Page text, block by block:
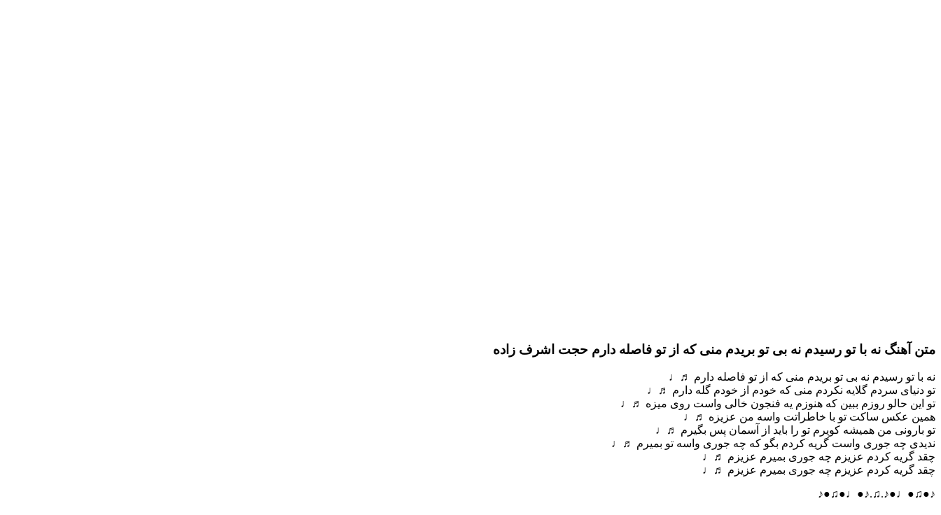
متن آهنگ نه با تو رسیدم نه بی تو بریدم منی که از تو فاصله دارم حجت اشرف زاده
نه با تو رسیدم نه بی تو بریدم منی که از تو فاصله دارم ♬♩
تو دنیای سردم گلایه نکردم منی که خودم از خودم گله دارم ♬♩
تو این حالو روزم ببین که هنوزم یه فنجون خالی واست روی میزه ♬♩
همین عکس ساکت تو با خاطراتت واسه من عزیزه ♬♩
تو بارونی من همیشه کویرم تو را باید از آسمان پس بگیرم ♬♩
ندیدی چه جوری واست گریه کردم بگو که چه جوری واسه تو بمیرم ♬♩
چقد گریه کردم عزیزم چه جوری بمیرم عزیزم ♬♩
چقد گریه کردم عزیزم چه جوری بمیرم عزیزم ♬♩
♪●♫●♩●♪.♫.♪●♩●♫●♪